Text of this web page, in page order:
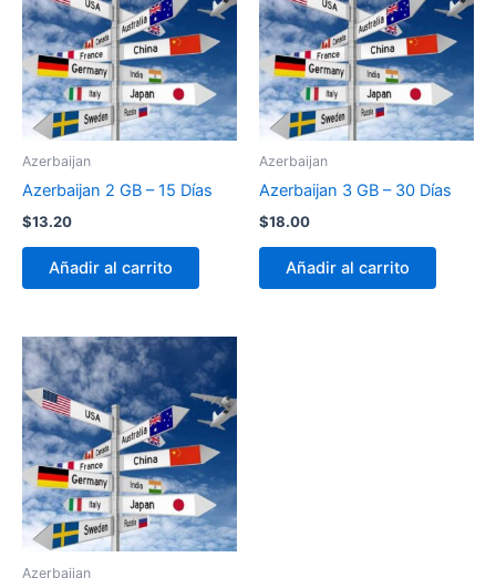
Azerbaijan
Azerbaijan 2 GB – 15 Días
$13.20
Añadir al carrito
Azerbaijan
Azerbaijan 3 GB – 30 Días
$18.00
Añadir al carrito
Azerbaijan